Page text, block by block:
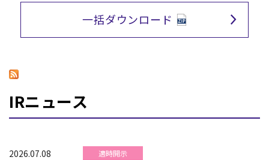
一括ダウンロード
IRニュース
2026.07.08 適時開示